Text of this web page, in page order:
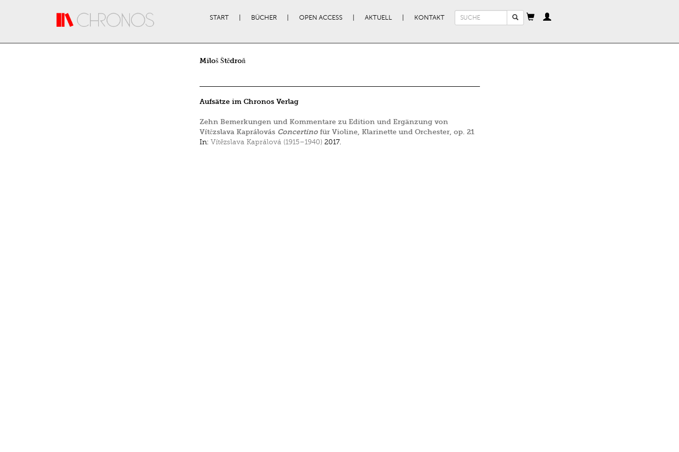
START BÜCHER OPEN ACCESS AKTUELL KONTAKT
Suchformular
Miloš Štědroň
Aufsätze im Chronos Verlag
Zehn Bemerkungen und Kommentare zu Edition und Ergänzung von
Vítězslava Kaprálovás Concertinofür Violine, Klarinette und Orchester, op. 21
In: Vítězslava Kaprálová (1915–1940) 2017.